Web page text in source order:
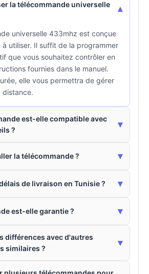
la télécommande universelle
▾
universelle 433mhz est conçue
utiliser. Il suffit de la programmer
que vous souhaitez contrôler en
fournies dans le manuel.
elle vous permettra de gérer
distance.
est-elle compatible avec
?
▾
la télécommande ? ▾
de livraison en Tunisie ? ▾
est-elle garantie ? ▾
différences avec d'autres
similaires ?
▾